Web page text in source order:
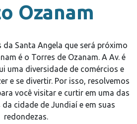
Ozanam
Santa Angela que será próximo
é o Torres de Ozanam. A Av. é
uma diversidade de comércios e
e se divertir. Por isso, resolvemos
você visitar e curtir em uma das
cidade de Jundiaí e em suas
redondezas.